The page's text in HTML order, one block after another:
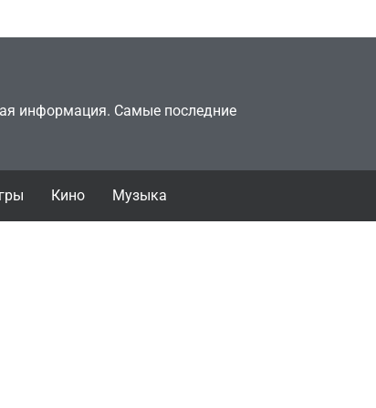
информация. Самые последние
Кино Музыка